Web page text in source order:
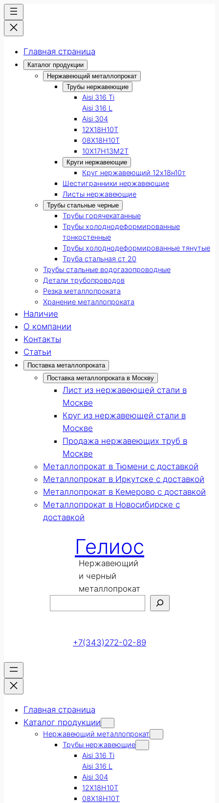
Главная страница
Каталог продукции
Нержавеющий металлопрокат
Трубы нержавеющие
Aisi 316 Ti
Aisi 316 L
Aisi 304
12Х18Н10Т
08Х18Н10Т
10Х17Н13М2Т
Круги нержавеющие
Круг нержавеющий 12х18н10т
Шестигранники нержавеющие
Листы нержавеющие
Трубы стальные черные
Трубы горячекатанные
Трубы холоднодеформированные
тонкостенные
Трубы холоднодеформированные тянутые
Труба стальная ст 20
Трубы стальные водогазопроводные
Детали трубопроводов
Резка металлопроката
Хранение металлопроката
Наличие
О компании
Контакты
Статьи
Поставка металлопроката
Поставка металлопроката в Москву
Лист из нержавеющей стали в
Москве
Круг из нержавеющей стали в
Москве
Продажа нержавеющих труб в
Москве
Металлопрокат в Тюмени с доставкой
Металлопрокат в Иркутске с доставкой
Металлопрокат в Кемерово с доставкой
Металлопрокат в Новосибирске с
доставкой
Гелиос
Нержавеющий
и черный
металлопрокат
+7(343)272-02-89
Главная страница
Каталог продукции
Нержавеющий металлопрокат
Трубы нержавеющие
Aisi 316 Ti
Aisi 316 L
Aisi 304
12Х18Н10Т
08Х18Н10Т